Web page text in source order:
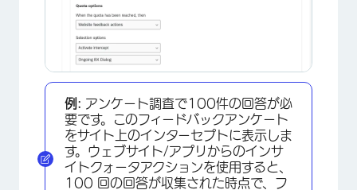
例: アンケート調査で100件の回答が必
要です。このフィードバックアンケート
をサイト上のインターセプトに表示しま
す。ウェブサイト/アプリからのインサ
イトクォータアクションを使用すると、
100 回の回答が収集された時点で、フ